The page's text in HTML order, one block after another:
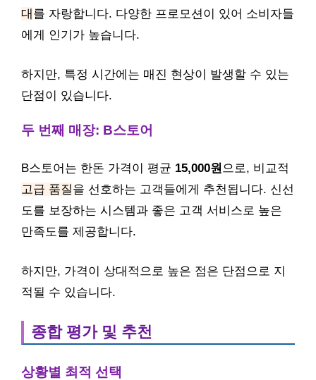
대를 자랑합니다. 다양한 프로모션이 있어 소비자들
에게 인기가 높습니다.
하지만, 특정 시간에는 매진 현상이 발생할 수 있는
단점이 있습니다.
두 번째 매장: B스토어
B스토어는 한돈 가격이 평균 15,000원으로, 비교적
고급 품질을 선호하는 고객들에게 추천됩니다. 신선
도를 보장하는 시스템과 좋은 고객 서비스로 높은
만족도를 제공합니다.
하지만, 가격이 상대적으로 높은 점은 단점으로 지
적될 수 있습니다.
종합 평가 및 추천
상황별 최적 선택